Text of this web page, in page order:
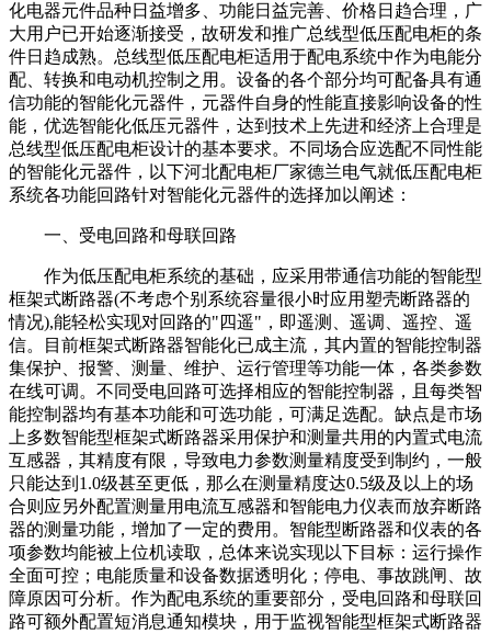
化电器元件品种日益增多、功能日益完善、价格日趋合理，广
大用户已开始逐渐接受，故研发和推广总线型低压配电柜的条
件日趋成熟。总线型低压配电柜适用于配电系统中作为电能分
配、转换和电动机控制之用。设备的各个部分均可配备具有通
信功能的智能化元器件，元器件自身的性能直接影响设备的性
能，优选智能化低压元器件，达到技术上先进和经济上合理是
总线型低压配电柜设计的基本要求。不同场合应选配不同性能
的智能化元器件，以下河北配电柜厂家德兰电气就低压配电柜
系统各功能回路针对智能化元器件的选择加以阐述：
一、受电回路和母联回路
作为低压配电柜系统的基础，应采用带通信功能的智能型
框架式断路器(不考虑个别系统容量很小时应用塑壳断路器的
情况),能轻松实现对回路的"四遥"，即遥测、遥调、遥控、遥
信。目前框架式断路器智能化已成主流，其内置的智能控制器
集保护、报警、测量、维护、运行管理等功能一体，各类参数
在线可调。不同受电回路可选择相应的智能控制器，且每类智
能控制器均有基本功能和可选功能，可满足选配。缺点是市场
上多数智能型框架式断路器采用保护和测量共用的内置式电流
互感器，其精度有限，导致电力参数测量精度受到制约，一般
只能达到1.0级甚至更低，那么在测量精度达0.5级及以上的场
合则应另外配置测量用电流互感器和智能电力仪表而放弃断路
器的测量功能，增加了一定的费用。智能型断路器和仪表的各
项参数均能被上位机读取，总体来说实现以下目标：运行操作
全面可控；电能质量和设备数据透明化；停电、事故跳闸、故
障原因可分析。作为配电系统的重要部分，受电回路和母联回
路可额外配置短消息通知模块，用于监视智能型框架式断路器